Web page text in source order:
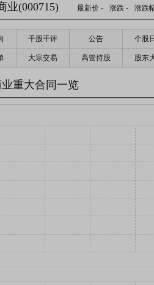
业(000715) 最新价 - 涨跌 - 涨跌
千股千评 公告 个股
大宗交易 高管持股 股东
重大合同一览